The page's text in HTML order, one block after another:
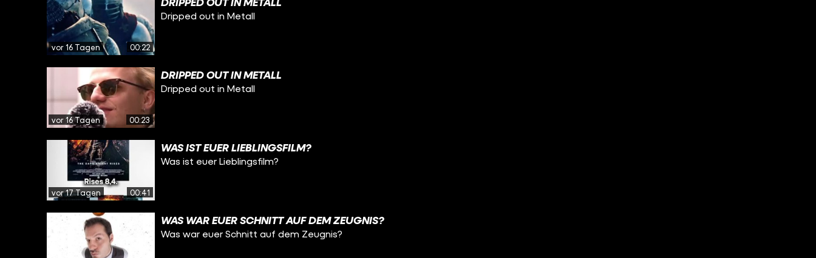
vor 16 Tagen 00:22
Dripped out in Metall
vor 16 Tagen 00:23
DRIPPED OUT IN METALL
Dripped out in Metall
vor 17 Tagen 00:41
WAS IST EUER LIEBLINGSFILM?
Was ist euer Lieblingsfilm?
WAS WAR EUER SCHNITT AUF DEM ZEUGNIS?
Was war euer Schnitt auf dem Zeugnis?